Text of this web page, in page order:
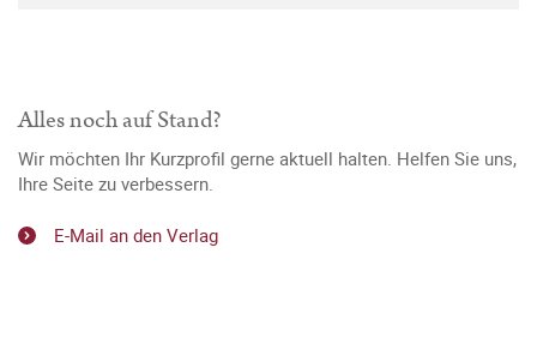
Alles noch auf Stand?
Wir möchten Ihr Kurzprofil gerne aktuell halten. Helfen Sie uns,
Ihre Seite zu verbessern.
E-Mail an den Verlag